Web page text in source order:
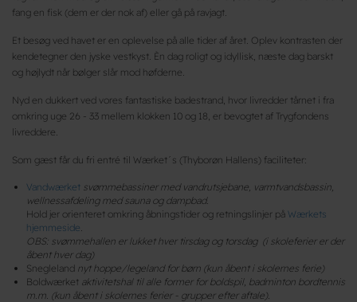
fang en fisk (dem er der nok af) eller gå på ravjagt.
Et besøg ved havet er en oplevelse på alle tider af året. Oplev kontrasten der
kendetegner den jyske vestkyst. Èn dag roligt og idyllisk, næste dag barskt
og højlydt når bølger slår mod høfderne.
Nyd en dukkert ved vores fantastiske badestrand, hvor livredder tårnet i fra
omkring uge 26 - 33 mellem klokken 10 og 18, er bevogtet af Trygfondens
livreddere.
Som gæst får du fri entré til Wærket´s (Thyborøn Hallens) faciliteter:
Vandwærket svømmebassiner med vandrutsjebane, varmtvandsbassin,
wellnessafdeling med sauna og dampbad.
Hold jer orienteret omkring åbningstider og retningslinjer på Wærkets
hjemmeside
OBS: svømmehallen er lukket hver tirsdag og torsdag (i skoleferier er der
åbent hver dag)
Snegleland nyt hoppe/legeland for børn (kun åbent i skolernes ferie)
Boldwærket aktivitetshal til alle former for boldspil, badminton bordtennis
m.m. (kun åbent i skolernes ferier - grupper efter aftale).